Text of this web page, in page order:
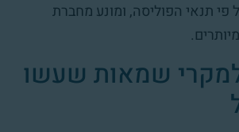
פי תנאי הפוליסה, ומונע מחברת
שמאות שעשו